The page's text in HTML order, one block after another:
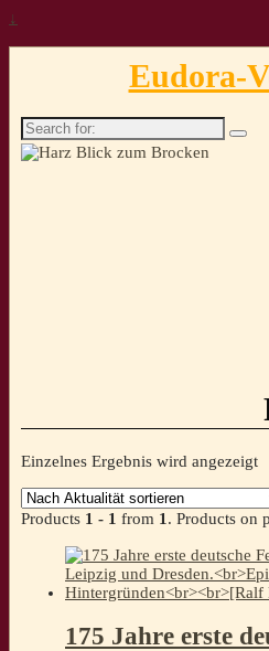
↓
Eudora-
Search
for:
Einzelnes Ergebnis wird angezeigt
Products 1 - 1 from 1 . Products on
175 Jahre erste